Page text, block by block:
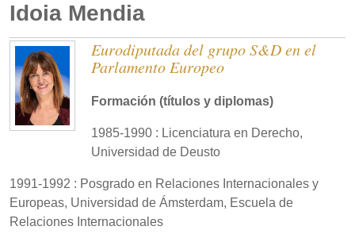
Idoia Mendia
Eurodiputada del grupo S&D en el
Parlamento Europeo
Formación (títulos y diplomas)
1985-1990 : Licenciatura en Derecho,
Universidad de Deusto
1991-1992 : Posgrado en Relaciones Internacionales y
Europeas, Universidad de Ámsterdam, Escuela de
Relaciones Internacionales